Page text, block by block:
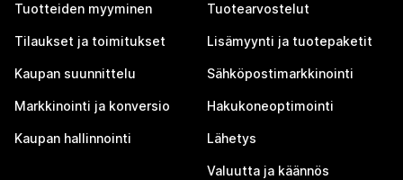
Tuotteiden myyminen
Tilaukset ja toimitukset
Kaupan suunnittelu
Markkinointi ja konversio
Kaupan hallinnointi
Tuotearvostelut
Lisämyynti ja tuotepaketit
Sähköpostimarkkinointi
Hakukoneoptimointi
Lähetys
Valuutta ja käännös